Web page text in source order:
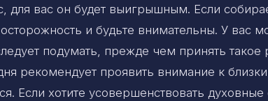
для вас он будет выигрышным. Если
и будьте внимательны. У вас
подумать, прежде чем принять
рекомендует проявить внимание к
Если хотите усовершенствовать духовные